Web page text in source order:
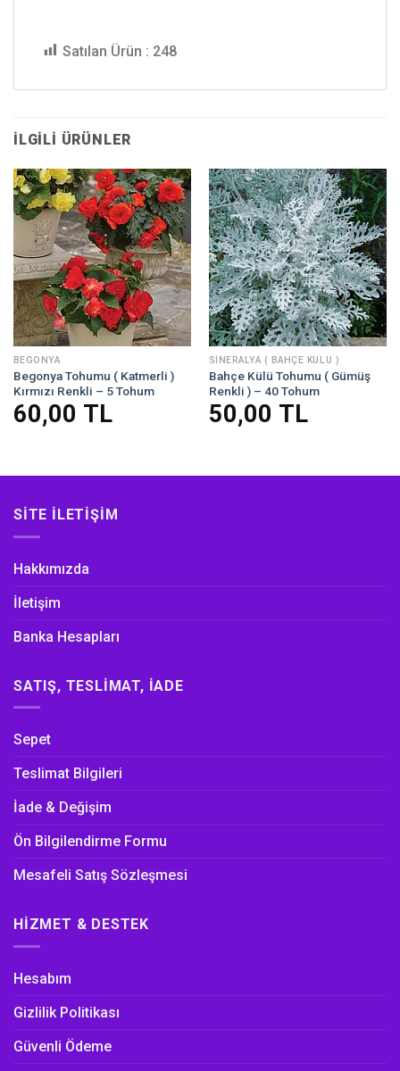
Satılan Ürün : 248
İLGILI ÜRÜNLER
BEGONYA
Begonya Tohumu ( Katmerli )
Kırmızı Renkli – 5 Tohum
60,00 TL
SINERALYA ( BAHÇE KÜLÜ )
Bahçe Külü Tohumu ( Gümüş
Renkli ) – 40 Tohum
50,00 TL
SITE İLETIŞIM
Hakkımızda
İletişim
Banka Hesapları
SATIŞ, TESLIMAT, İADE
Sepet
Teslimat Bilgileri
İade & Değişim
Ön Bilgilendirme Formu
Mesafeli Satış Sözleşmesi
HIZMET & DESTEK
Hesabım
Gizlilik Politikası
Güvenli Ödeme